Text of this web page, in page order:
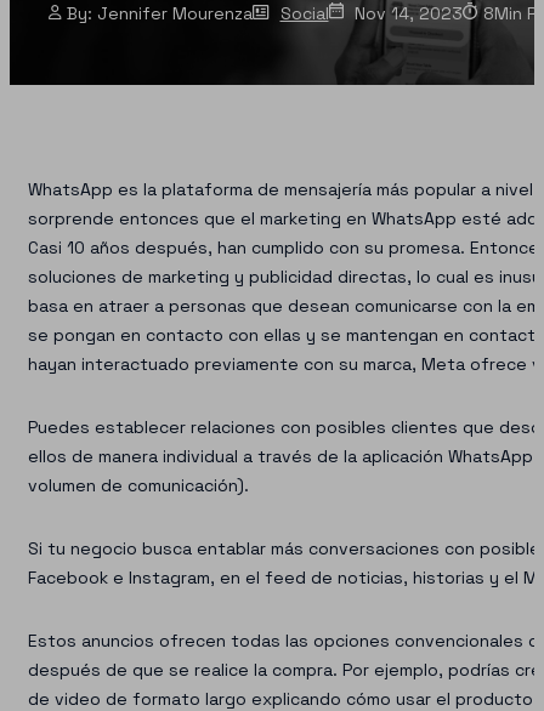
Jennifer Mourenza Social Min
8
Nov 14, 2023
WhatsApp es la plataforma de mensajería más popular a
sorprende entonces que el marketing en WhatsApp esté
Casi 10 años después, han cumplido con su promesa.
soluciones de marketing y publicidad directas, lo cual es
basa en atraer a personas que desean comunicarse con la
se pongan en contacto con ellas y se mantengan en
hayan interactuado previamente con su marca, Meta ofrece
Puedes establecer relaciones con posibles clientes que
ellos de manera individual a través de la aplicación
volumen de comunicación).
Si tu negocio busca entablar más conversaciones con
Facebook e Instagram, en el feed de noticias, historias y el
Estos anuncios ofrecen todas las opciones convencionales
después de que se realice la compra. Por ejemplo, podrías
de video de formato largo explicando cómo usar el